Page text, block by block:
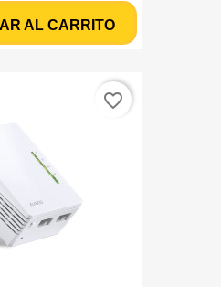
AL CARRITO
favorite_border